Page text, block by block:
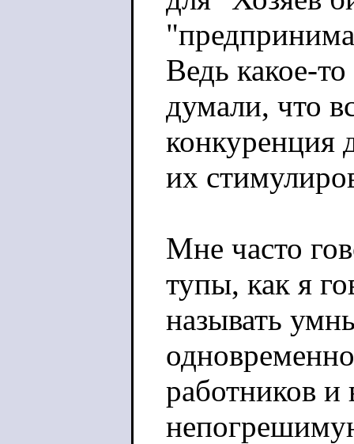
Ведь какое-
думали, что
конкуренция
их
Мне часто
тупы, как я
называть
работников